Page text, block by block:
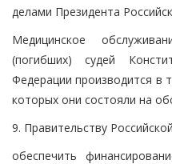
делами Президента
Медицинское
(погибших) судей
Федерации производится в
которых они состояли на
9. Правительству
обеспечить